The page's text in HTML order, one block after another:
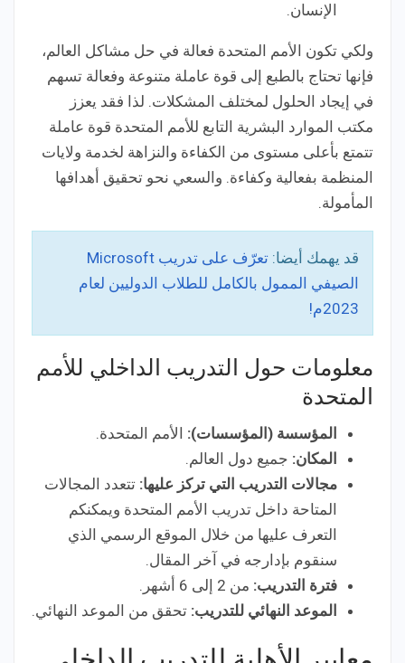
الإنسان.
ولكي تكون الأمم المتحدة فعالة في حل مشاكل العالم،
فإنها تحتاج بالطبع إلى قوة عاملة متنوعة وفعالة تسهم
في إيجاد الحلول لمختلف المشكلات. لذا فقد يعزز
مكتب الموارد البشرية التابع للأمم المتحدة قوة عاملة
تتمتع بأعلى مستوى من الكفاءة والنزاهة لخدمة ولايات
المنظمة بفعالية وكفاءة. والسعي نحو تحقيق أهدافها
المأمولة.
قد يهمك أيضا:
تعرّف على تدريب Microsoft
الصيفي الممول بالكامل للطلاب الدوليين لعام
2023م!
معلومات حول التدريب الداخلي للأمم
المتحدة
المؤسسة (المؤسسات): الأمم المتحدة.
المكان: جميع دول العالم.
مجالات التدريب التي تركز عليها: تتعدد المجالات
المتاحة داخل تدريب الأمم المتحدة ويمكنكم
التعرف عليها من خلال الموقع الرسمي الذي
سنقوم بإدارجه في آخر المقال.
فترة التدريب: من 2 إلى 6 أشهر.
الموعد النهائي للتدريب: تحقق من الموعد النهائي.